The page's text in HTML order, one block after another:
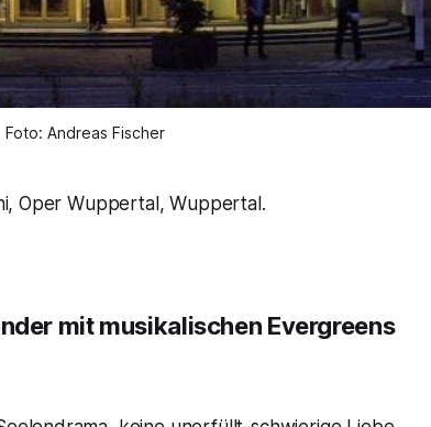
Andreas Fischer
Oper Wuppertal, Wuppertal.
mit musikalischen Evergreens